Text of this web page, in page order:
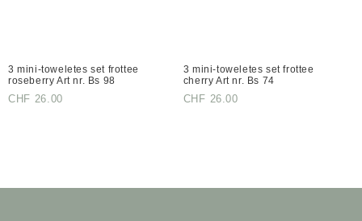
3 mini-toweletes set frottee
roseberry Art nr. Bs 98
CHF 26.00
3 mini-toweletes set frottee
cherry Art nr. Bs 74
CHF 26.00